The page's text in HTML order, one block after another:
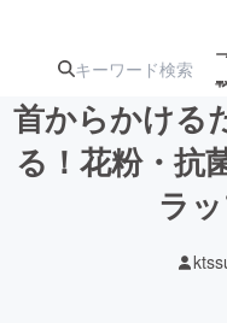
注目のリ 注目の
首からかける
る！花粉・抗
ラ